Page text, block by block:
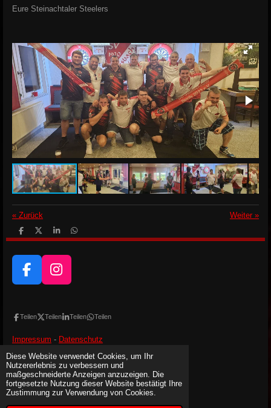
Diese Website verwendet Cookies, um Ihr
Nutzererlebnis zu verbessern und
maßgeschneiderte Anzeigen anzuzeigen. Die
fortgesetzte Nutzung dieser Website bestätigt Ihre
Zustimmung zur Verwendung von Cookies.
Eure Steinachtaler Steelers
« Zurück Weiter»
T
e
l
n
T
e
l
T
e
l
e
n
T
e
F
a
e
o
o
k
I
n
t
g
r
a
m
Teilen Teilen Teilen Teilen
Impressum - Datenschutz
Besucher:
Heute:
3
Gestern:
10
Gesamt:
14.645
© 2024 - 2026 DC Steinachtaler Devils 2023 e.V.